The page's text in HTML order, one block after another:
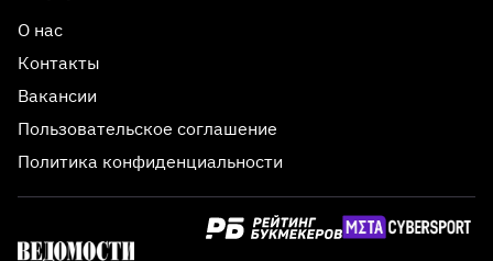
О нас
Контакты
Вакансии
Пользовательское соглашение
Политика конфиденциальности